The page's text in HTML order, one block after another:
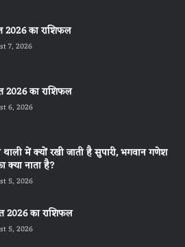
2026 का राशिफल
7, 2026
2026 का राशिफल
6, 2026
में क्यों रखी जाती है सुपारी, भगवान गणेश
क्या नाता है?
5, 2026
2026 का राशिफल
5, 2026